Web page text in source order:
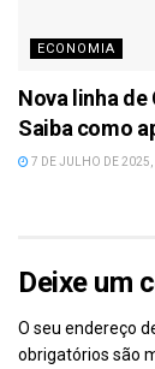
ECONOMIA
Nova linha
Saiba como
7 DE JULHO DE 2025,
Deixe um
O seu endereço
obrigatórios são